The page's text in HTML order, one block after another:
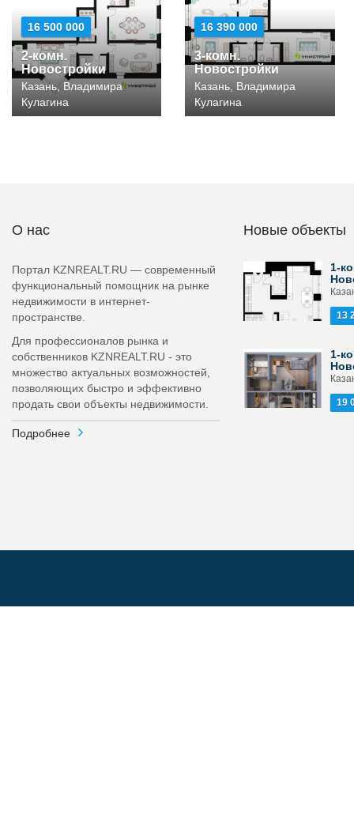
16 500 000
2-комн.
Новостройки
Казань, Владимира
Кулагина
16 390 000
3-комн.
Новостройки
Казань, Владимира
Кулагина
О нас
Портал KZNREALT.RU — современный
функциональный помощник на рынке
недвижимости в интернет-
пространстве.
Для профессионалов рынка и
собственников KZNREALT.RU - это
множество актуальных возможностей,
позволяющих быстро и эффективно
продать свои объекты недвижимости.
Подробнее
Новые объекты
1-
13
1-
19